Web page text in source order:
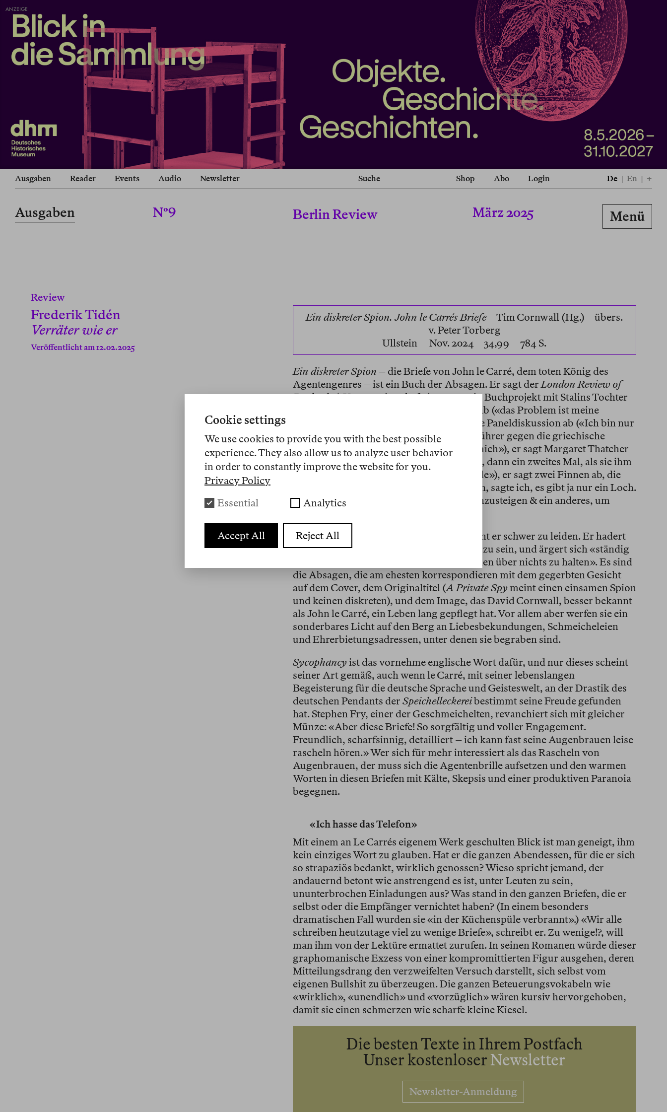
ANZEIGE
Ausgaben Reader Events Audio Newsletter Suche Shop Abo Login De | En | +
Ausgaben Nº9 Berlin Review März 2025 Menü
Review
Frederik Tidén
Verräter wie er
Veröffentlicht am 12.02.2025
Ein diskreter Spion. John le Carrés Briefe Tim Cornwall (Hg.)
übers.
v. Peter Torberg
Ullstein
Nov. 2024 34,99 784 S.
Ein diskreter Spion – die Briefe von John le Carré, dem toten König des
Agentengenres – ist ein Buch der Absagen. Er sagt derLondon Review of
Booksab («Vetternwirtschaft»), er sagt ein Buchprojekt mit Stalins Tochter
ab («Showbusiness»), er sagt Philip Roth ab («das Problem ist meine
Mutter»), er sagt der Novartis Pharma eine Paneldiskussion ab («Ich bin nur
ein Symptom»), er sagt dem Oppositionsführer gegen die griechische
Militärdiktatur ab («Politik ist nichts für mich»), er sagt Margaret Thatcher
ein erstes Mal ab («grässliche[r] Zustand»), dann ein zweites Mal, als sie ihm
einen Orden verleihen will («Schuldgefühle»), er sagt zwei Finnen ab, die
ihn zum Eisbaden animieren wollen: «Nein, sagte ich, es gibt ja nur ein Loch.
Ich brauche zwei, sagte ich, eins um hineinzusteigen & ein anderes, um
An allem, was er nicht abgesagt hat, scheint er schwer zu leiden. Er hadert
damit, «als Euro-Star ‹entdeckt› worden» zu sein, und ärgert sich «ständig
abgeschleppt» zu werden, «um große Reden über nichts zu halten». Es sind
die Absagen, die am ehesten korrespondieren mit dem gegerbten Gesicht
auf dem Cover, dem Originaltitel (A Private Spymeint einen einsamen Spion
und keinen diskreten), und dem Image, das David Cornwall, besser bekannt
als John le Carré, ein Leben lang gepflegt hat. Vor allem aber werfen sie ein
sonderbares Licht auf den Berg an Liebesbekundungen, Schmeicheleien
und Ehrerbietungsadressen, unter denen sie begraben sind.
Sycophancyist das vornehme englische Wort dafür, und nur dieses scheint
seiner Art gemäß, auch wenn le Carré, mit seiner lebenslangen
Begeisterung für die deutsche Sprache und Geisteswelt, an der Drastik des
deutschen Pendants der Speichelleckereibestimmt seine Freude gefunden
hat. Stephen Fry, einer der Geschmeichelten, revanchiert sich mit gleicher
Münze: «Aber diese Briefe! So sorgfältig und voller Engagement.
Freundlich, scharfsinnig, detailliert – ich kann fast seine Augenbrauen leise
rascheln hören.» Wer sich für mehr interessiert als das Rascheln von
Augenbrauen, der muss sich die Agentenbrille aufsetzen und den warmen
Worten in diesen Briefen mit Kälte, Skepsis und einer produktiven Paranoia
begegnen.
«Ich hasse das Telefon»
Mit einem an Le Carrés eigenem Werk geschulten Blick ist man geneigt, ihm
kein einziges Wort zu glauben. Hat er die ganzen Abendessen, für die er sich
so strapaziös bedankt, wirklich genossen? Wieso spricht jemand, der
andauernd betont wie anstrengend es ist, unter Leuten zu sein,
ununterbrochen Einladungen aus? Was stand in den ganzen Briefen, die er
selbst oder die Empfänger vernichtet haben? (In einem besonders
dramatischen Fall wurden sie «in der Küchenspüle verbrannt».) «Wir alle
schreiben heutzutage viel zu wenige Briefe», schreibt er. Zu wenige!?, will
man ihm von der Lektüre ermattet zurufen. In seinen Romanen würde dieser
graphomanische Exzess von einer kompromittierten Figur ausgehen, deren
Mitteilungsdrang den verzweifelten Versuch darstellt, sich selbst vom
eigenen Bullshit zu überzeugen. Die ganzen Beteuerungsvokabeln wie
«wirklich», «unendlich» und «vorzüglich» wären kursiv hervorgehoben,
damit sie einen schmerzen wie scharfe kleine Kiesel.
Die besten Texte in Ihrem Postfach
Unser kostenloser Newsletter
Newsletter-Anmeldung
Cookie settings
We use cookies to provide you with the best possible
experience. They also allow us to analyze user behavior
in order to constantly improve the website for you.
Privacy Policy
Essential
Analytics
Accept All Reject All